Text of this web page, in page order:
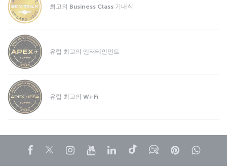
최고의 Business Class 기내식
유럽 최고의 엔터테인먼트
유럽 최고의 Wi-Fi
페이스북
트위터인스타그램
유튜브링크드인
틱톡블로그Pinterest